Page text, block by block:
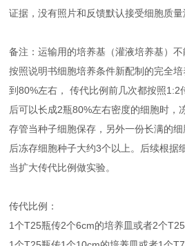
证据，没有照片和反馈默认接受细胞质量
备注：运输用的培养基（灌液培养基）
按照说明书细胞培养条件新配制的完全
到80%左右， 传代比例前几次都按照1:2
后可以长成2瓶80%左右密度的细胞时，
存管当种子细胞保存，另外一份长满的
后冻存细胞种子大约3个以上。后续根据
当扩大传代比例做实验。
传代比例：
1个T25瓶传2个6cm的培养皿或者2个